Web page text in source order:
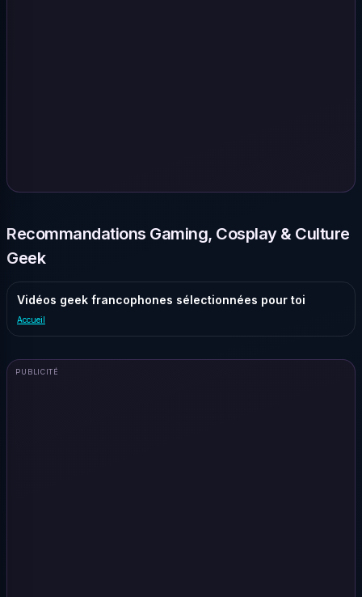
Recommandations Gaming, Cosplay & Culture
Geek
Vidéos geek francophones sélectionnées pour toi
Accueil
PUBLICITÉ